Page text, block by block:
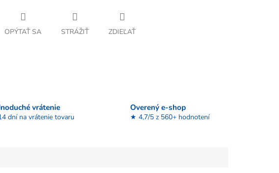
OPÝTAŤ SA STRÁŽIŤ ZDIEĽAŤ
vrátenie
dní na vrátenie tovaru
Overený e-shop
★ 4,7/5 z 560+ hodnotení